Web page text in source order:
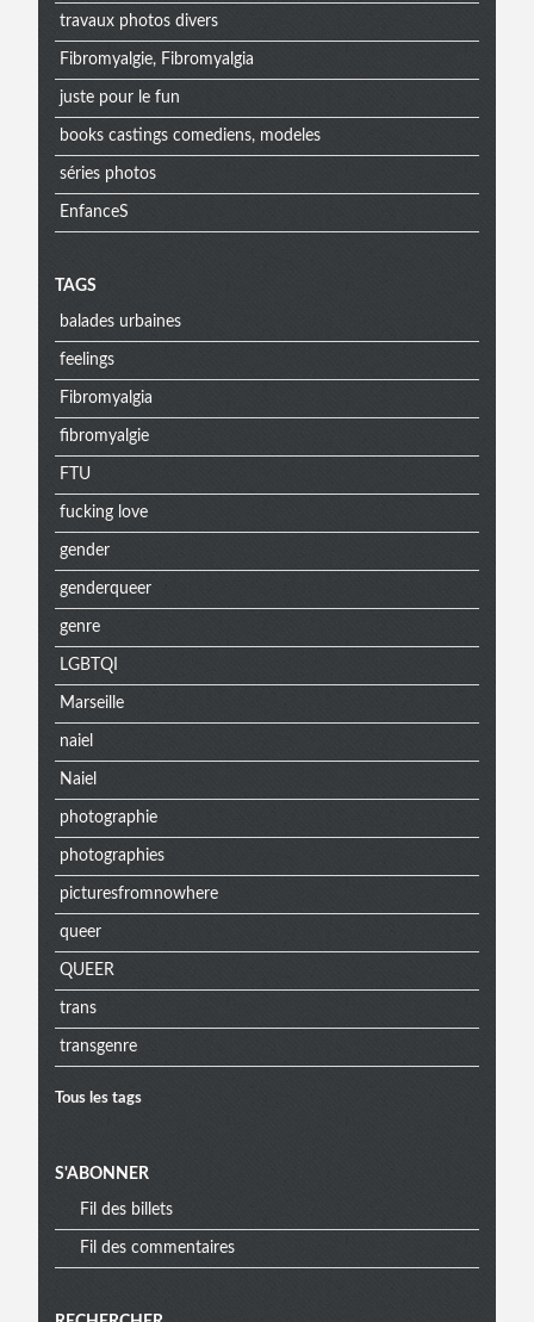
travaux photos divers
Fibromyalgie, Fibromyalgia
juste pour le fun
books castings comediens, modeles
séries photos
EnfanceS
Menu
extra
TAGS
balades urbaines
feelings
Fibromyalgia
fibromyalgie
FTU
fucking love
gender
genderqueer
genre
LGBTQI
Marseille
naiel
Naiel
photographie
photographies
picturesfromnowhere
queer
QUEER
trans
transgenre
Tous les tags
S'ABONNER
Fil des billets
Fil des commentaires